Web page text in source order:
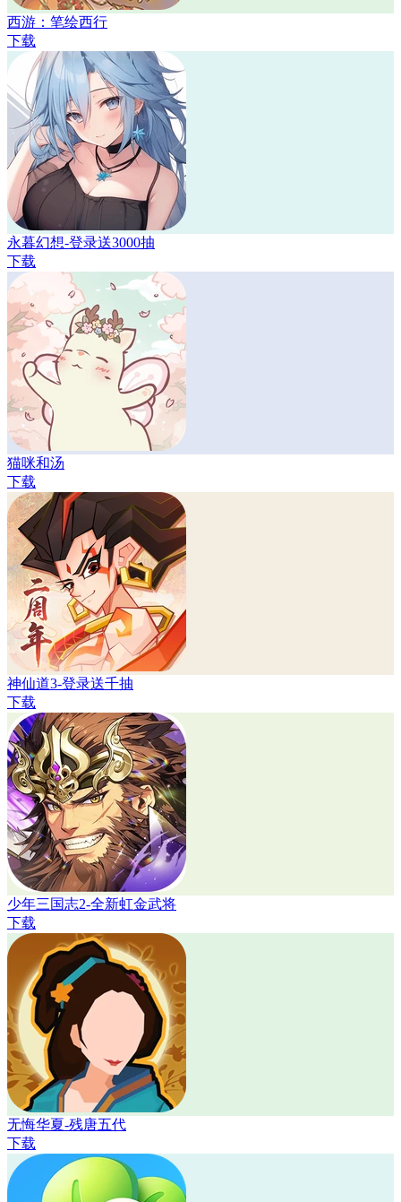
西游：笔绘西行
下载
永暮幻想-登录送3000抽
下载
猫咪和汤
下载
神仙道3-登录送千抽
下载
少年三国志2-全新虹金武将
下载
无悔华夏-残唐五代
下载